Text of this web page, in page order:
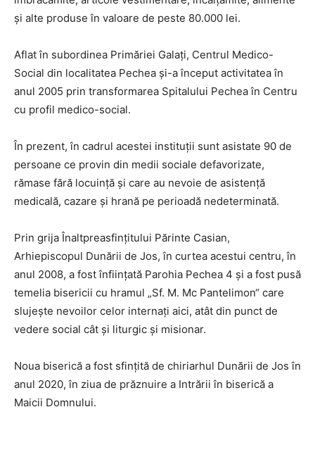
şi alte produse în valoare de peste 80.000 lei.
Aflat în subordinea Primăriei Galaţi, Centrul Medico-
Social din localitatea Pechea şi-a început activitatea în
anul 2005 prin transformarea Spitalului Pechea în Centru
cu profil medico-social.
În prezent, în cadrul acestei instituţii sunt asistate 90 de
persoane ce provin din medii sociale defavorizate,
rămase fără locuinţă şi care au nevoie de asistenţă
medicală, cazare şi hrană pe perioadă nedeterminată.
Prin grija Înaltpreasfinţitului Părinte Casian,
Arhiepiscopul Dunării de Jos, în curtea acestui centru, în
anul 2008, a fost înfiinţată Parohia Pechea 4 şi a fost pusă
temelia bisericii cu hramul „Sf. M. Mc Pantelimon“ care
slujeşte nevoilor celor internaţi aici, atât din punct de
vedere social cât şi liturgic şi misionar.
Noua biserică a fost sfinţită de chiriarhul Dunării de Jos în
anul 2020, în ziua de prăznuire a Intrării în biserică a
Maicii Domnului.